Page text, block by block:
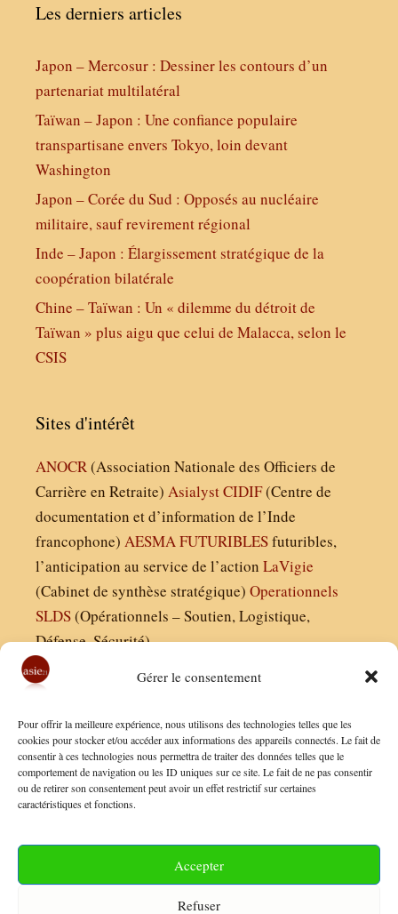
Gérer le consentement
Pour offrir la meilleure expérience, nous utilisons des technologies telles que les
cookies pour stocker et/ou accéder aux informations des appareils connectés. Le fait de
consentir à ces technologies nous permettra de traiter des données telles que le
comportement de navigation ou les ID uniques sur ce site. Le fait de ne pas consentir
ou de retirer son consentement peut avoir un effet restrictif sur certaines
caractéristiques et fonctions.
Accepter
Refuser
Les derniers articles
Japon – Mercosur : Dessiner les contours d’un
partenariat multilatéral
Taïwan – Japon : Une confiance populaire
transpartisane envers Tokyo, loin devant
Washington
Japon – Corée du Sud : Opposés au nucléaire
militaire, sauf revirement régional
Inde – Japon : Élargissement stratégique de la
coopération bilatérale
Chine – Taïwan : Un « dilemme du détroit de
Taïwan » plus aigu que celui de Malacca, selon le
CSIS
Sites d'intérêt
ANOCR(Association Nationale des Officiers de
Carrière en Retraite) AsialystCIDIF(Centre de
documentation et d’information de l’Inde
francophone) AESMAFUTURIBLESfuturibles,
l’anticipation au service de l’action LaVigie
(Cabinet de synthèse stratégique) Operationnels
SLDS(Opérationnels – Soutien, Logistique,
Défense, Sécurité)
Finaldées EURL
Siège social : 13 avenue Boudon, 75016, Paris
Nous contacter
Conditions Générales de Vente
Politique de Confidentialité